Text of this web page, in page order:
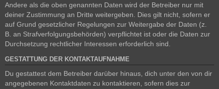
Andere als die oben genannten Daten wird der Betreiber nur mit
deiner Zustimmung an Dritte weitergeben. Dies gilt nicht, sofern er
auf Grund gesetzlicher Regelungen zur Weitergabe der Daten (z.
B. an Strafverfolgungsbehörden) verpflichtet ist oder die Daten zur
Durchsetzung rechtlicher Interessen erforderlich sind.
GESTATTUNG DER KONTAKTAUFNAHME
Du gestattest dem Betreiber darüber hinaus, dich unter den von dir
angegebenen Kontaktdaten zu kontaktieren, sofern dies zur